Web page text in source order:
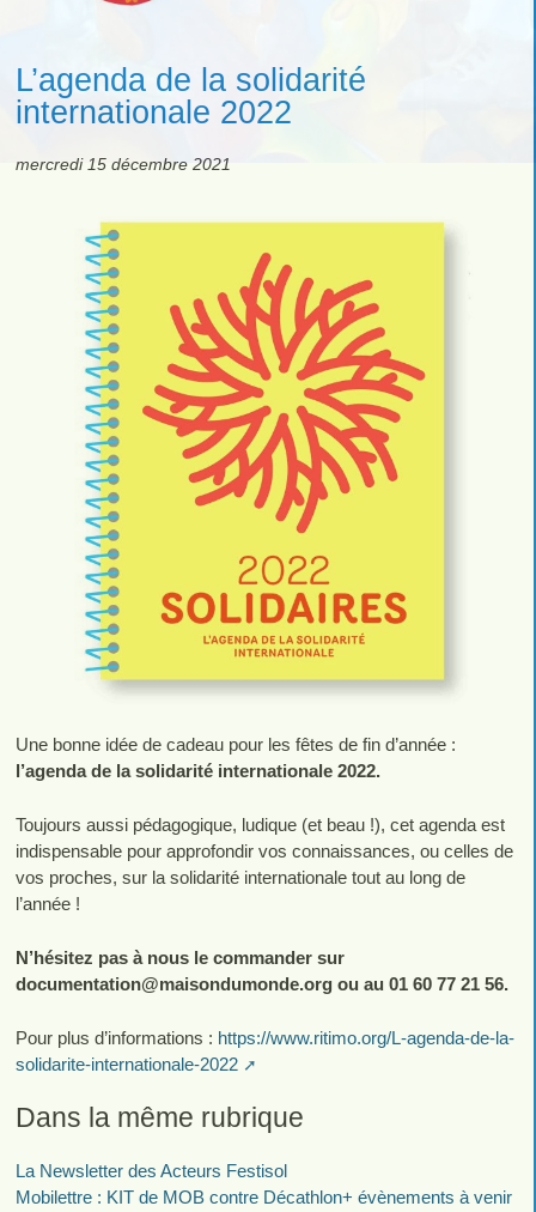
L’agenda de la solidarité
internationale 2022
mercredi 15 décembre 2021
Une bonne idée de cadeau pour les fêtes de fin d’année :
l’agenda de la solidarité internationale 2022.
Toujours aussi pédagogique, ludique (et beau !), cet agenda est
indispensable pour approfondir vos connaissances, ou celles de
vos proches, sur la solidarité internationale tout au long de
l’année !
N’hésitez pas à nous le commander sur
documentation@maisondumonde.org ou au 01 60 77 21 56.
Pour plus d’informations : https://www.ritimo.org/L-agenda-de-la-
solidarite-internationale-2022
Dans la même rubrique
La Newsletter des Acteurs Festisol
Mobilettre : KIT de MOB contre Décathlon+ évènements à venir